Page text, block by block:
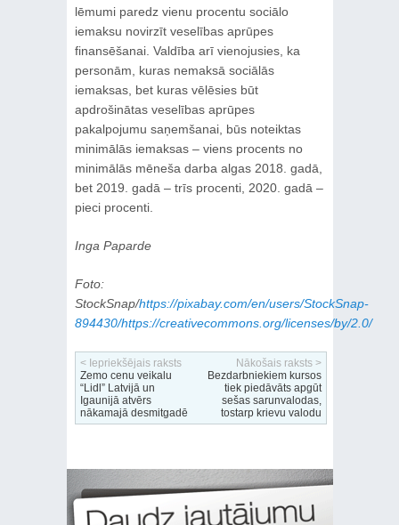
lēmumi paredz vienu procentu sociālo
iemaksu novirzīt veselības aprūpes
finansēšanai. Valdība arī vienojusies, ka
personām, kuras nemaksā sociālās
iemaksas, bet kuras vēlēsies būt
apdrošinātas veselības aprūpes
pakalpojumu saņemšanai, būs noteiktas
minimālās iemaksas – viens procents no
minimālās mēneša darba algas 2018. gadā,
bet 2019. gadā – trīs procenti, 2020. gadā –
pieci procenti.
Inga Paparde
Foto:
StockSnap/https://pixabay.com/en/users/StockSnap-
894430/https://creativecommons.org/licenses/by/2.0/
< Iepriekšējais raksts
Zemo cenu veikalu
“Lidl” Latvijā un
Igaunijā atvērs
nākamajā desmitgadē
Nākošais raksts >
Bezdarbniekiem kursos
tiek piedāvāts apgūt
sešas sarunvalodas,
tostarp krievu valodu